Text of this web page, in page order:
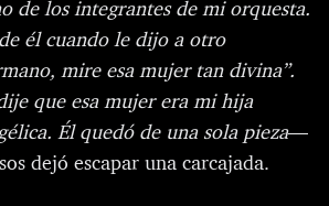
de los integrantes de mi orquesta.
él cuando le dijo a otro
mire esa mujer tan divina”.
que esa mujer era mi hija
Él quedó de una sola pieza—
dejó escapar una carcajada.